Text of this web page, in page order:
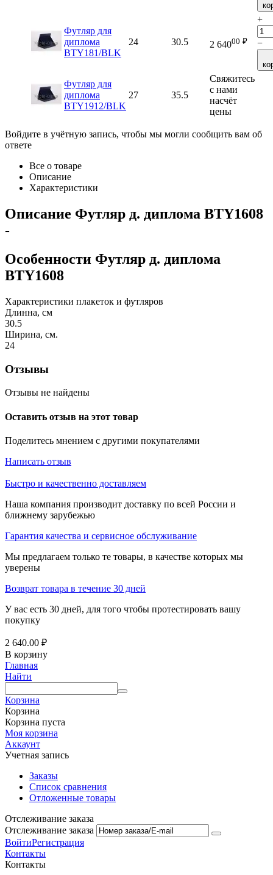
Футляр для
диплома
BTY181/BLK
24 30.5 2 64000 ₽
+
−
Футляр для
диплома
BTY1912/BLK
27 35.5
Свяжитесь
с нами
насчёт
цены
Войдите в учётную запись, чтобы мы могли сообщить вам об
ответе
Все о товаре
Описание
Характеристики
Описание Футляр д. диплома BTY1608
-
Особенности Футляр д. диплома
BTY1608
Характеристики плакеток и футляров
Длинна, см
30.5
Ширина, см.
24
Отзывы
Отзывы не найдены
Оставить отзыв на этот товар
Поделитесь мнением с другими покупателями
Написать отзыв
Быстро и качественно доставляем
Наша компания производит доставку по всей России и
ближнему зарубежью
Гарантия качества и сервисное обслуживание
Мы предлагаем только те товары, в качестве которых мы
уверены
Возврат товара в течение 30 дней
У вас есть 30 дней, для того чтобы протестировать вашу
покупку
2 640.00 ₽
В корзину
Главная
Найти
Корзина
Корзина
Корзина пуста
Моя корзина
Аккаунт
Учетная запись
Заказы
Список сравнения
Отложенные товары
Отслеживание заказа
Отслеживание заказа
ВойтиРегистрация
Контакты
Контакты